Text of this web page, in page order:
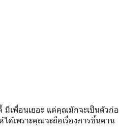
เพื่อนเยอะ แต่คุณมักจะเป็นตัวก่อ
เพราะคุณจะถือเรื่องการขึ้นคาน